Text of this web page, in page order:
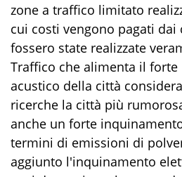
zone a traffico limitato
cui costi vengono pagati
fossero state realizzate
Traffico che alimenta il
acustico della città
ricerche la città più
anche un forte
termini di emissioni di
aggiunto l'inquinamento